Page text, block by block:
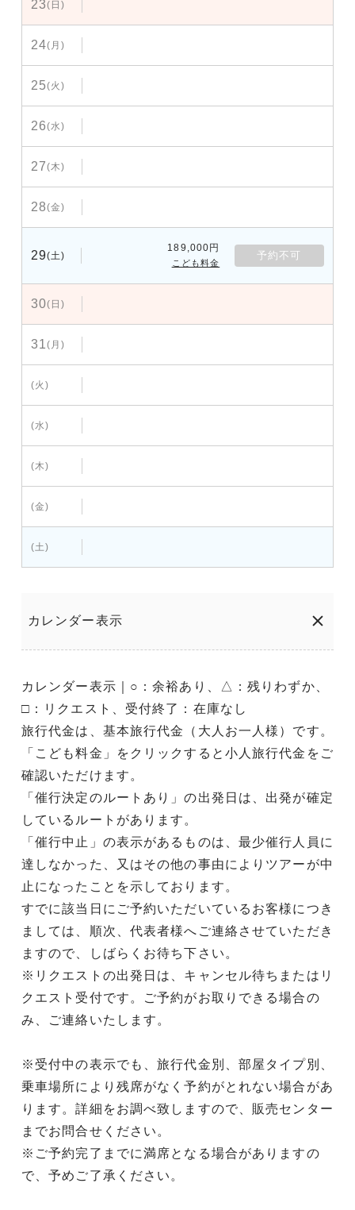
23(日)
24(月)
25(火)
26(水)
27(木)
28(金)
29(土)
189,000円
こども料金
予約不可
30(日)
31(月)
(火)
(水)
(木)
(金)
(土)
カレンダー表示
カレンダー表示｜○：余裕あり、△：残りわずか、
□：リクエスト、受付終了：在庫なし
旅行代金は、基本旅行代金（大人お一人様）です。
「こども料金」をクリックすると小人旅行代金をご
確認いただけます。
「催行決定のルートあり」の出発日は、出発が確定
しているルートがあります。
「催行中止」の表示があるものは、最少催行人員に
達しなかった、又はその他の事由によりツアーが中
止になったことを示しております。
すでに該当日にご予約いただいているお客様につき
ましては、順次、代表者様へご連絡させていただき
ますので、しばらくお待ち下さい。
※リクエストの出発日は、キャンセル待ちまたはリ
クエスト受付です。ご予約がお取りできる場合の
み、ご連絡いたします。
※受付中の表示でも、旅行代金別、部屋タイプ別、
乗車場所により残席がなく予約がとれない場合があ
ります。詳細をお調べ致しますので、販売センター
までお問合せください。
※ご予約完了までに満席となる場合がありますの
で、予めご了承ください。